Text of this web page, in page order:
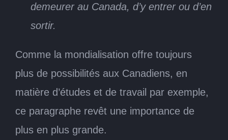
demeurer au Canada, d’y entrer ou d’en
sortir.
Comme la mondialisation offre toujours
plus de possibilités aux Canadiens, en
matière d’études et de travail par exemple,
ce paragraphe revêt une importance de
plus en plus grande.